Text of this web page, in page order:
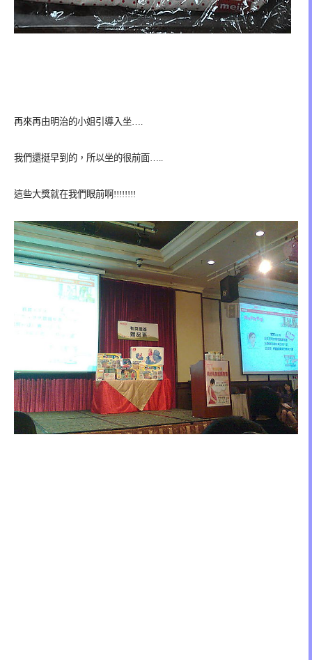
再來再由明治的小姐引導入坐….
我們還挺早到的，所以坐的很前面…..
這些大獎就在我們眼前啊!!!!!!!!